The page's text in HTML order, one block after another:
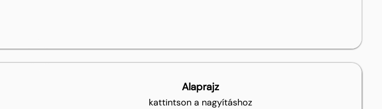
Alaprajz
kattintson a nagyításhoz